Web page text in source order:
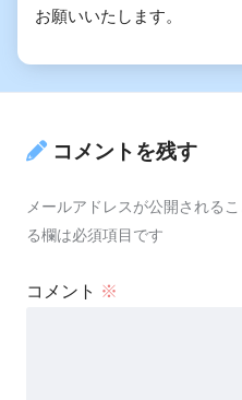
お願いいたします。
コメントを残す
メールアドレスが公開されるこ
る欄は必須項目です
コメント ※